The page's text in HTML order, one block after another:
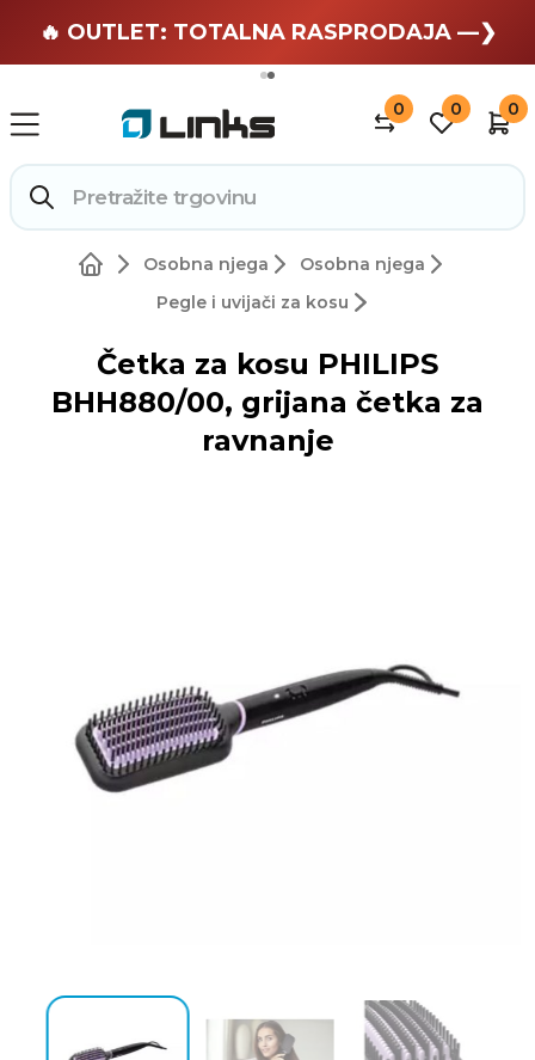
🏄 Zaslužuješ odmor —❯
🔥 OUTLET: TOTALNA RASPRODAJA —❯
0 0 0
Osobna njega
Osobna njega
Pegle i uvijači za kosu
Četka za kosu PHILIPS
BHH880/00, grijana četka za
ravnanje